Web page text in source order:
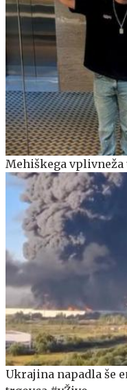
Mehiškega
Ukrajina napadla še